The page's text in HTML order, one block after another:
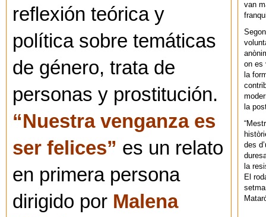
reflexión teórica y
política sobre temáticas
de género, trata de
personas y prostitución.
“Nuestra venganza es
ser felices” es un relato
en primera persona
dirigido por Malena
van
on es
la
la
des
la
El